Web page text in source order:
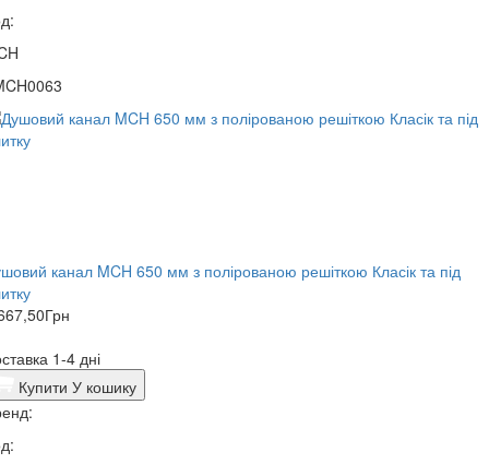
канал MCH 650 мм з полірованою решіткою Класік та під
Грн
1-4 дні
Купити У кошику